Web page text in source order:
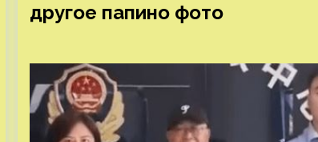
другое папино фото